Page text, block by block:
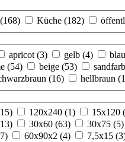
(168) Küche (182)
apricot (3) gelb (4) blau
(54) beige (53)
(16) hellbraun
120x240 (1) 15x120
30x60 (63) 30x75 (5)
60x90x2 (4) 7,5x15